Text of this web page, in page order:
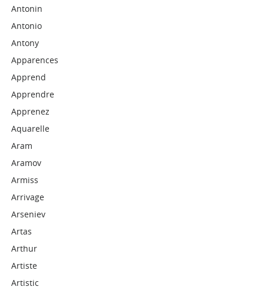
Antonin
Antonio
Antony
Apparences
Apprend
Apprendre
Apprenez
Aquarelle
Aram
Aramov
Armiss
Arrivage
Arseniev
Artas
Arthur
Artiste
Artistic